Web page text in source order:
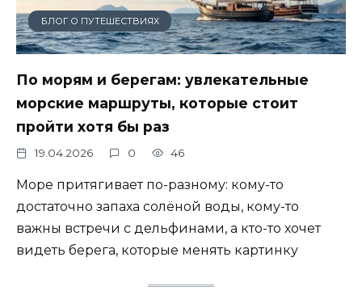
БЛОГ О ПУТЕШЕСТВИЯХ
По морям и берегам: увлекательные
морские маршруты, которые стоит
пройти хотя бы раз
19.04.2026 0 46
Море притягивает по-разному: кому-то
достаточно запаха солёной воды, кому-то
важны встречи с дельфинами, а кто-то хочет
видеть берега, которые менять картинку